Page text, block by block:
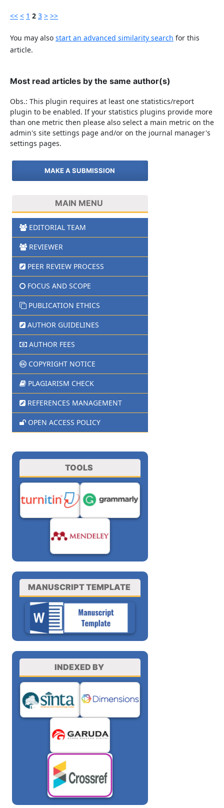
<< < 1 2 3 > >>
You may also start an advanced similarity search for this
article.
Most read articles by the same author(s)
Obs.: This plugin requires at least one statistics/report
plugin to be enabled. If your statistics plugins provide more
than one metric then please also select a main metric on the
admin's site settings page and/or on the journal manager's
settings pages.
MAKE A SUBMISSION
MAIN MENU
EDITORIAL TEAM
REVIEWER
PEER REVIEW PROCESS
FOCUS AND SCOPE
PUBLICATION ETHICS
AUTHOR GUIDELINES
AUTHOR FEES
COPYRIGHT NOTICE
PLAGIARISM CHECK
REFERENCES MANAGEMENT
OPEN ACCESS POLICY
TOOLS
MANUSCRIPT TEMPLATE
INDEXED BY